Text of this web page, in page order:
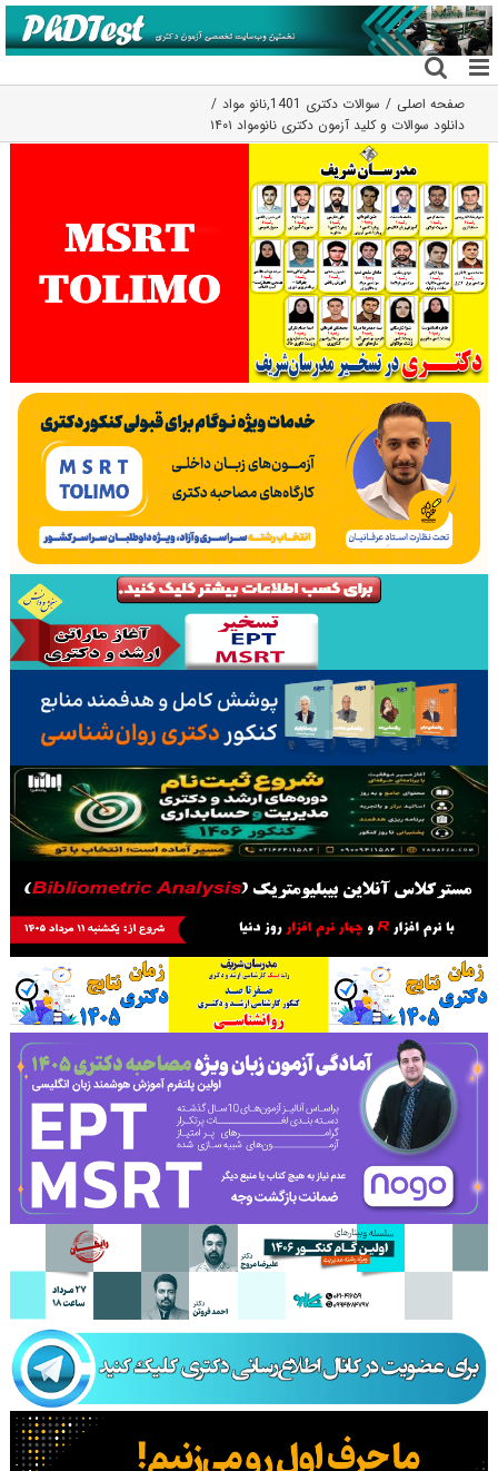
رفتن
به
محتوا
صفحه اصلی سوالات دکتری 1401 ,نانو مواد
دانلود سوالات و کلید آزمون دکتری نانومواد ۱۴۰۱